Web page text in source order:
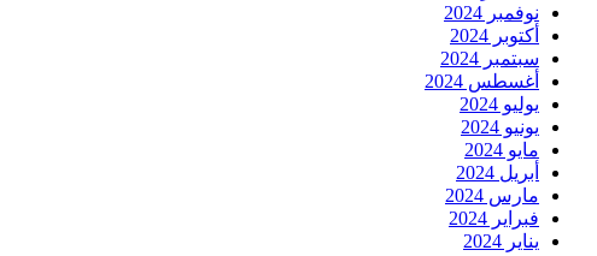
نوفمبر 2024
أكتوبر 2024
سبتمبر 2024
أغسطس 2024
يوليو 2024
يونيو 2024
مايو 2024
أبريل 2024
مارس 2024
فبراير 2024
يناير 2024